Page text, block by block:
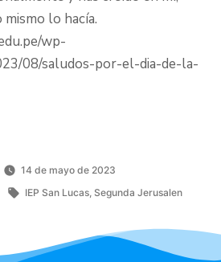
lo hacía.
wp-
08/saludos-por-el-dia-de-la-
14 de mayo de 2023
IEP San Lucas Segunda Jerusalen